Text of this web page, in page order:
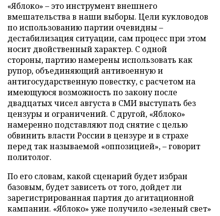
«Яблоко» – это инструмент внешнего
вмешательства в наши выборы. Цели кукловодов
по использованию партии очевидны –
дестабилизация ситуации, сам процесс при этом
носит двойственный характер. С одной
стороны, партию намерены использовать как
рупор, объединяющий антивоенную и
антигосударственную повестку, с расчетом на
имеющуюся возможность по закону после
двадцатых чисел августа в СМИ выступать без
цензуры и ограничений. С другой, «Яблоко»
намеренно подставляют под снятие с целью
обвинить власти России в цензуре и в страхе
перед так называемой «оппозицией», – говорит
политолог.
По его словам, какой сценарий будет избран
базовым, будет зависеть от того, дойдет ли
зарегистрированная партия до агитационной
кампании. «Яблоко» уже получило «зеленый свет»